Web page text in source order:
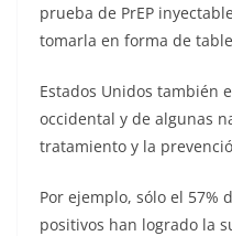
prueba de PrEP
tomarla en forma de
Estados Unidos también
occidental y de algunas
tratamiento y la
Por ejemplo, sólo el 57%
positivos han logrado la